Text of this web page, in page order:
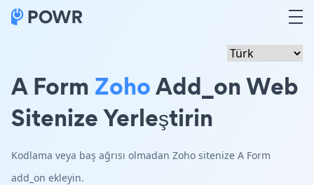
A Form ZohoAdd_on Web
Sitenize Yerleştirin
Kodlama veya baş ağrısı olmadan Zoho sitenize A Form
add_on ekleyin.